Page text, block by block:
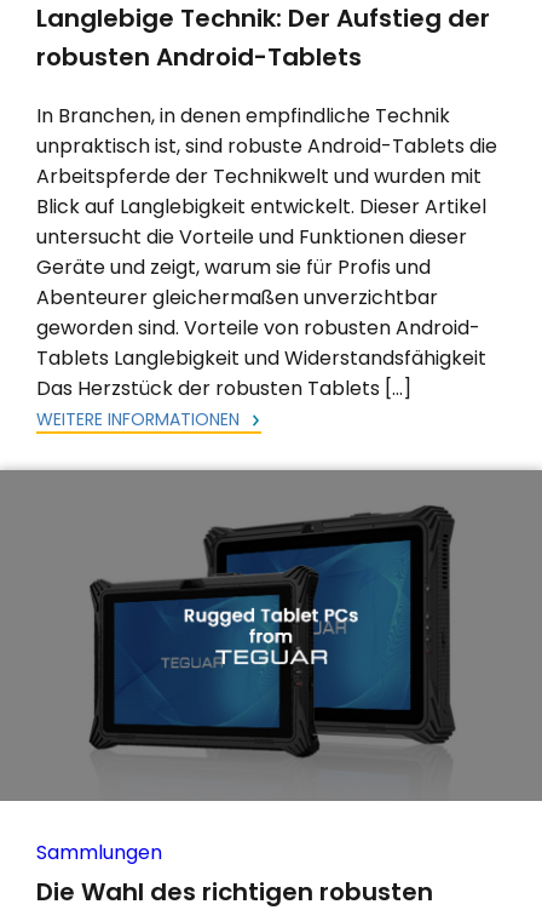
Langlebige Technik: Der Aufstieg der
robusten Android-Tablets
In Branchen, in denen empfindliche Technik
unpraktisch ist, sind robuste Android-Tablets die
Arbeitspferde der Technikwelt und wurden mit
Blick auf Langlebigkeit entwickelt. Dieser Artikel
untersucht die Vorteile und Funktionen dieser
Geräte und zeigt, warum sie für Profis und
Abenteurer gleichermaßen unverzichtbar
geworden sind. Vorteile von robusten Android-
Tablets Langlebigkeit und Widerstandsfähigkeit
Das Herzstück der robusten Tablets […]
WEITERE INFORMATIONEN
Sammlungen
Die Wahl des richtigen robusten